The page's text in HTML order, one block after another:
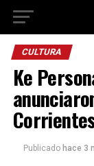
CULTURA
Ke
Publicado hace 3